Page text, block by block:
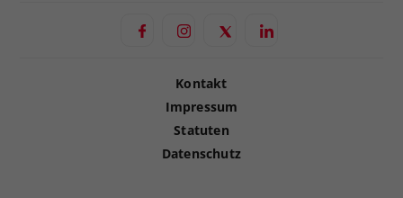
Kontakt
Impressum
Statuten
Datenschutz